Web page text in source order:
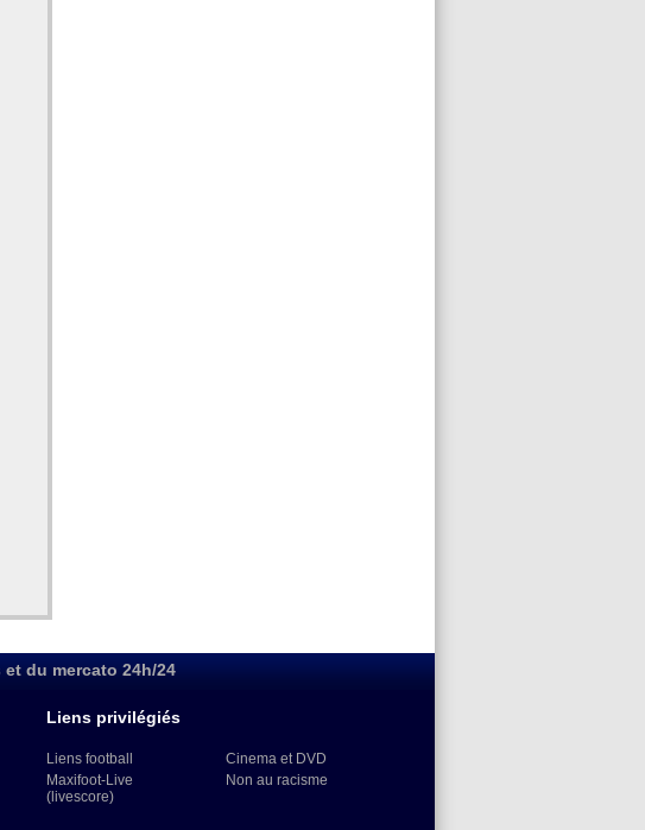
du mercato 24h/24
Liens privilégiés
Liens football
Maxifoot-Live
(livescore)
Cinema et DVD
Non au racisme